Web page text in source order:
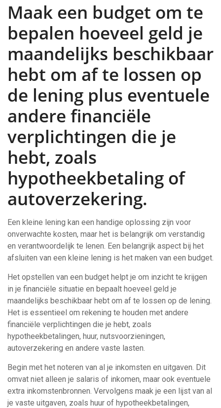
Maak een budget om te
bepalen hoeveel geld je
maandelijks beschikbaar
hebt om af te lossen op
de lening plus eventuele
andere financiële
verplichtingen die je
hebt, zoals
hypotheekbetaling of
autoverzekering.
Een kleine lening kan een handige oplossing zijn voor
onverwachte kosten, maar het is belangrijk om verstandig
en verantwoordelijk te lenen. Een belangrijk aspect bij het
afsluiten van een kleine lening is het maken van een budget.
Het opstellen van een budget helpt je om inzicht te krijgen
in je financiële situatie en bepaalt hoeveel geld je
maandelijks beschikbaar hebt om af te lossen op de lening.
Het is essentieel om rekening te houden met andere
financiële verplichtingen die je hebt, zoals
hypotheekbetalingen, huur, nutsvoorzieningen,
autoverzekering en andere vaste lasten.
Begin met het noteren van al je inkomsten en uitgaven. Dit
omvat niet alleen je salaris of inkomen, maar ook eventuele
extra inkomstenbronnen. Vervolgens maak je een lijst van al
je vaste uitgaven, zoals huur of hypotheekbetalingen,